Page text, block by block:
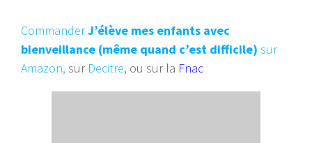
CommanderJ’élève mes enfants avec
bienveillance (même quand c’est difficile) sur
Amazon, sur Decitre, ou sur la Fnac